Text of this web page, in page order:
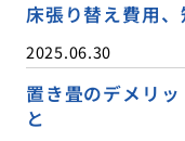
床張り替え費用
2025.06.30
置き畳のデメリ
と